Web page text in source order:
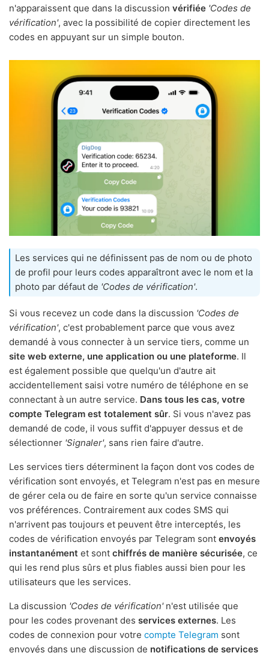
n'apparaissent que dans la discussion vérifiée 'Codes de
vérification', avec la possibilité de copier directement les
codes en appuyant sur un simple bouton.
Les services qui ne définissent pas de nom ou de photo
de profil pour leurs codes apparaîtront avec le nom et la
photo par défaut de 'Codes de vérification'.
Si vous recevez un code dans la discussion 'Codes de
vérification', c'est probablement parce que vous avez
demandé à vous connecter à un service tiers, comme un
site web externe, une application ou une plateforme. Il
est également possible que quelqu'un d'autre ait
accidentellement saisi votre numéro de téléphone en se
connectant à un autre service. Dans tous les cas, votre
compte Telegram est totalement sûr. Si vous n'avez pas
demandé de code, il vous suffit d'appuyer dessus et de
sélectionner 'Signaler', sans rien faire d'autre.
Les services tiers déterminent la façon dont vos codes de
vérification sont envoyés, et Telegram n'est pas en mesure
de gérer cela ou de faire en sorte qu'un service connaisse
vos préférences. Contrairement aux codes SMS qui
n'arrivent pas toujours et peuvent être interceptés, les
codes de vérification envoyés par Telegram sont envoyés
instantanément et sont chiffrés de manière sécurisée, ce
qui les rend plus sûrs et plus fiables aussi bien pour les
utilisateurs que les services.
La discussion 'Codes de vérification'n'est utilisée que
pour les codes provenant des services externes. Les
codes de connexion pour votre compte Telegram sont
envoyés dans une discussion de notifications de services